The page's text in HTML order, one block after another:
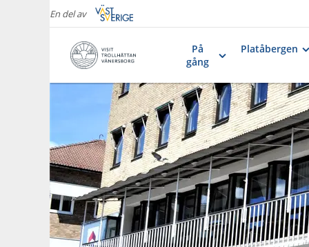
En del av
På
gång
Platåbergen